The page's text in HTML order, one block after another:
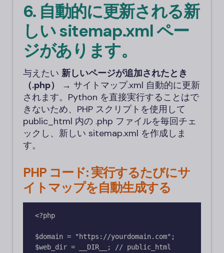
6. 自動的に更新される新
しい sitemap.xml ペー
ジがあります。
与えたい 新しいページが追加されたとき
（.php）
→ サイトマップ.xml 自動的に更新
されます。Python を直接実行することはで
きないため、PHP スクリプトを使用して
public_html 内の .php ファイルを毎回チェ
ックし、新しい sitemap.xml を作成しま
す。
PHP コード: 実行するたびにサ
イトマップを自動生成する
<?php
$domain = "https://yourdomain.com";
$web_dir = __DIR__; // public_html